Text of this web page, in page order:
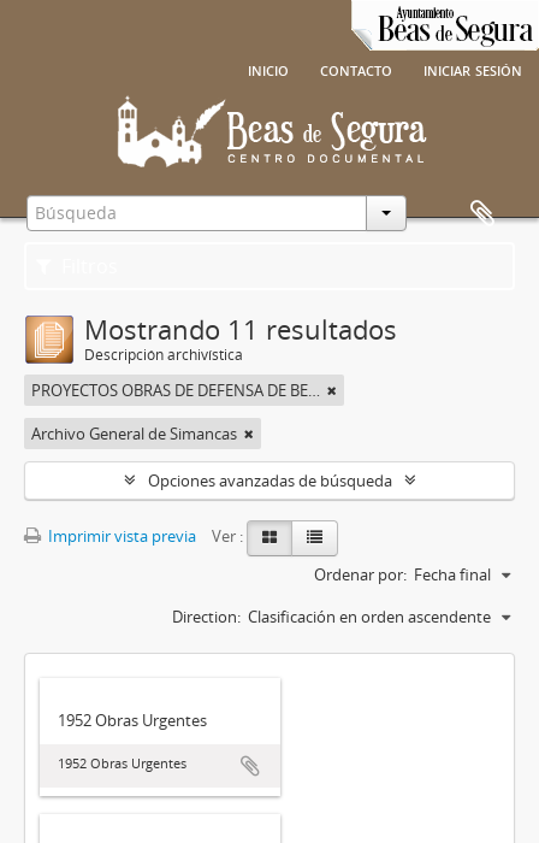
inicio contacto iniciar sesión
Mostrando 11 resultados
Descripción archivística
PROYECTOS OBRAS DE DEFENSA DE BEAS DE SEGURA
Archivo General de Simancas
Opciones avanzadas de búsqueda
Imprimir vista previa
Ver :
Ordenar por: Fecha final
Direction: Clasificación en orden ascendente
1952 Obras Urgentes
1952 Obras Urgentes